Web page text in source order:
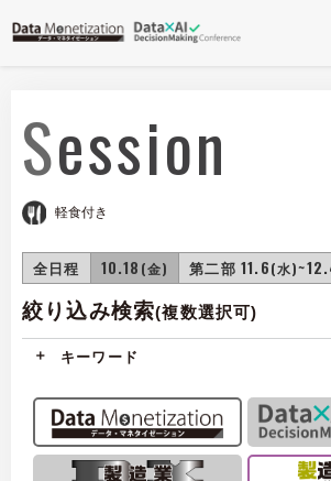
Session
全日程 10.18 (金) 第二部 11.6(水)
軽食付き
絞り込み検索(複数選択可)
キーワード